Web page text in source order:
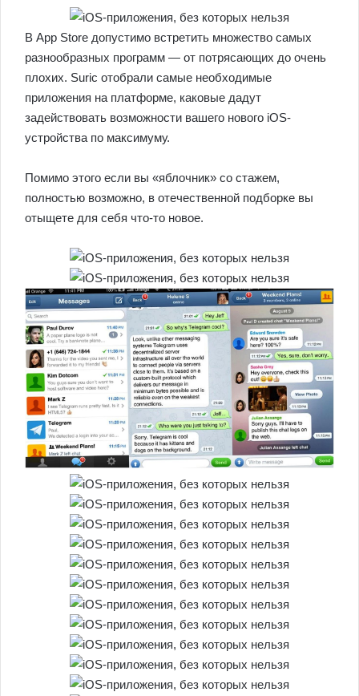
В App Store допустимо встретить множество самых
разнообразных программ — от потрясающих до очень
плохих. Suric отобрали самые необходимые
приложения на платформе, каковые дадут
задействовать возможности вашего нового iOS-
устройства по максимуму.
Помимо этого если вы «яблочник» со стажем,
полностью возможно, в отечественной подборке вы
отыщете для себя что-то новое.